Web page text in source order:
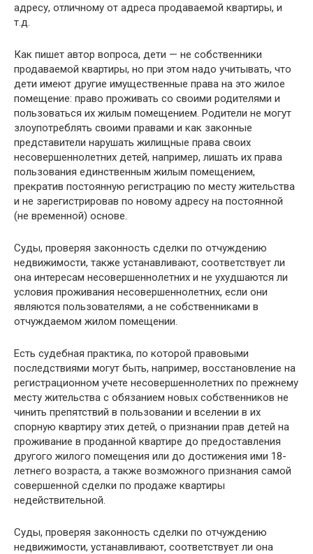
адресу, отличному от адреса продаваемой квартиры, и
т.д.
Как пишет автор вопроса, дети — не собственники
продаваемой квартиры, но при этом надо учитывать, что
дети имеют другие имущественные права на это жилое
помещение: право проживать со своими родителями и
пользоваться их жилым помещением. Родители не могут
злоупотреблять своими правами и как законные
представители нарушать жилищные права своих
несовершеннолетних детей, например, лишать их права
пользования единственным жилым помещением,
прекратив постоянную регистрацию по месту жительства
и не зарегистрировав по новому адресу на постоянной
(не временной) основе.
Суды, проверяя законность сделки по отчуждению
недвижимости, также устанавливают, соответствует ли
она интересам несовершеннолетних и не ухудшаются ли
условия проживания несовершеннолетних, если они
являются пользователями, а не собственниками в
отчуждаемом жилом помещении.
Есть судебная практика, по которой правовыми
последствиями могут быть, например, восстановление на
регистрационном учете несовершеннолетних по прежнему
месту жительства с обязанием новых собственников не
чинить препятствий в пользовании и вселении в их
спорную квартиру этих детей, о признании прав детей на
проживание в проданной квартире до предоставления
другого жилого помещения или до достижения ими 18-
летнего возраста, а также возможного признания самой
совершенной сделки по продаже квартиры
недействительной.
Суды, проверяя законность сделки по отчуждению
недвижимости, устанавливают, соответствует ли она